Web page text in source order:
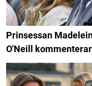
Prinsessan
O'Neill kommenterar